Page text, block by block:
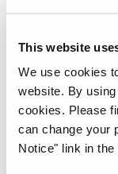
This website
We use cookies
website. By
cookies. Please
can change your
Notice" link in the
Heute verarbeitet
Rundholz zu
Bei der
Holzabfallstücke